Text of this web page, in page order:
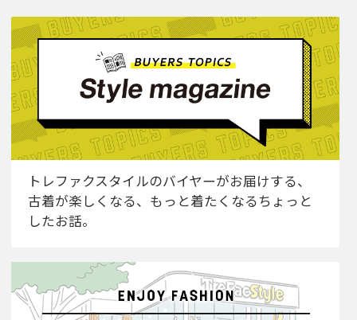
トレファクスタイルのバイヤーがお届けする、
古着が楽しくなる、もっと着たくなるちょっと
したお話。